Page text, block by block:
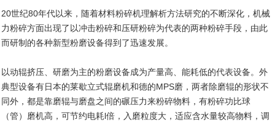
20世纪80年代以来，随着材料粉碎机理解析方法研究的不断深化，机械
力粉碎方面出现了以冲击粉碎和压研粉碎为代表的两种粉碎手段，由此
而研制的各种新型粉磨设备得到了迅速发展。
以动辊挤压、研磨为主的粉磨设备成为产量高、能耗低的代表设备。外
典型设备有日本的莱歇立式辊磨机和德的MPS磨，两者除磨辊的形状不
同外，都是靠磨辊与磨盘之间的碾压力来粉碎物料，有粉碎功比球
（管）磨机高，可节约电耗l倍，入磨粒度大，适应含水量较高物料，调